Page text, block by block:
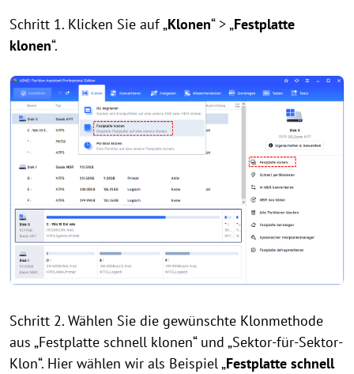
Schritt 1. Klicken Sie auf „Klonen“ > „Festplatte
klonen“.
Schritt 2. Wählen Sie die gewünschte Klonmethode
aus „Festplatte schnell klonen“ und „Sektor-für-Sektor-
Klon“. Hier wählen wir als Beispiel „Festplatte schnell